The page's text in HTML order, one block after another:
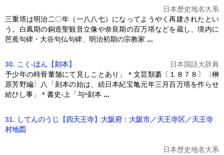
日本歴史地名大系
三重塔は明治二〇年（一八八七）になってようやく再建されたとい
う。白鳳期の銅造聖観音立像や奈良期の百万塔などを蔵し、境内に
芭蕉句碑・大谷句仏句碑、明治初期の宗教家 ...
30. こく‐ほん【刻本】
日本国語大辞典
予少年の時骨董舗にて見しことあり」＊文芸類纂〔１８７８〕〈榊
原芳野編〉八「刻本の始は、続日本紀宝亀元年三月百万塔を作らせ
給ひし事」＊書史‐上「与 刻本 ...
31. してんのうじ【四天王寺】大阪府：大阪市／天王寺区／天王寺
村地図
日本歴史地名大系